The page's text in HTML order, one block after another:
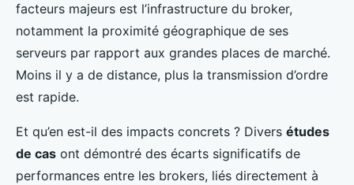
facteurs majeurs est l’infrastructure du broker,
notamment la proximité géographique de ses
serveurs par rapport aux grandes places de marché.
Moins il y a de distance, plus la transmission d’ordre
est rapide.
Et qu’en est-il des impacts concrets ? Divers études
de cas ont démontré des écarts significatifs de
performances entre les brokers, liés directement à